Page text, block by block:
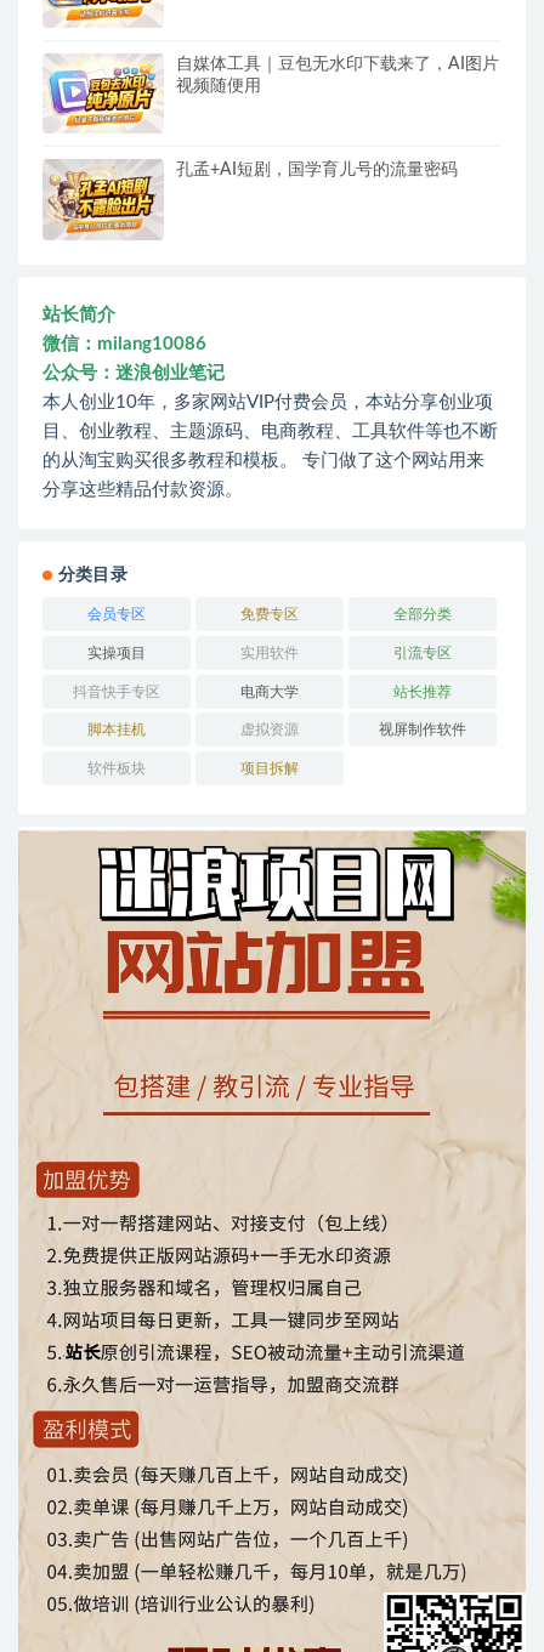
自媒体工具｜豆包无水印下载来了，AI图片
视频随便用
孔孟+AI短剧，国学育儿号的流量密码
站长简介
微信：milang10086
公众号：迷浪创业笔记
本人创业10年，多家网站VIP付费会员，本站分享创业项
目、创业教程、主题源码、电商教程、工具软件等也不断
的从淘宝购买很多教程和模板。 专门做了这个网站用来
分享这些精品付款资源。
分类目录
会员专区 免费专区 全部分类
实操项目 实用软件 引流专区
抖音快手专区 电商大学 站长推荐
脚本挂机 虚拟资源 视屏制作软件
软件板块 项目拆解